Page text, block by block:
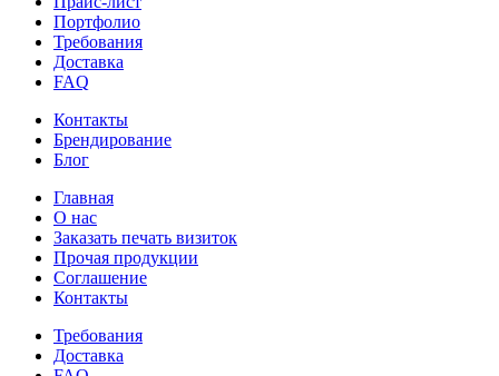
Портфолио
Требования
Доставка
FAQ
Контакты
Брендирование
Блог
Главная
О нас
Заказать печать визиток
Прочая продукции
Соглашение
Контакты
Требования
Доставка